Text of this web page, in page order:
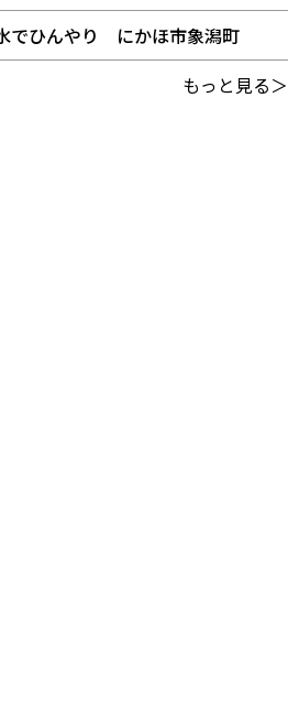
でひんやり にかほ市象潟町
もっと見る＞